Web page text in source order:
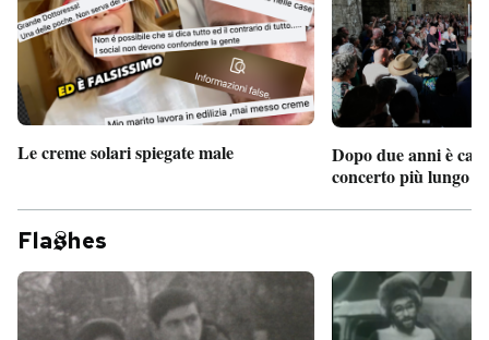
Le creme solari spiegate male
Dopo due anni è
concerto più lungo
Fla hes